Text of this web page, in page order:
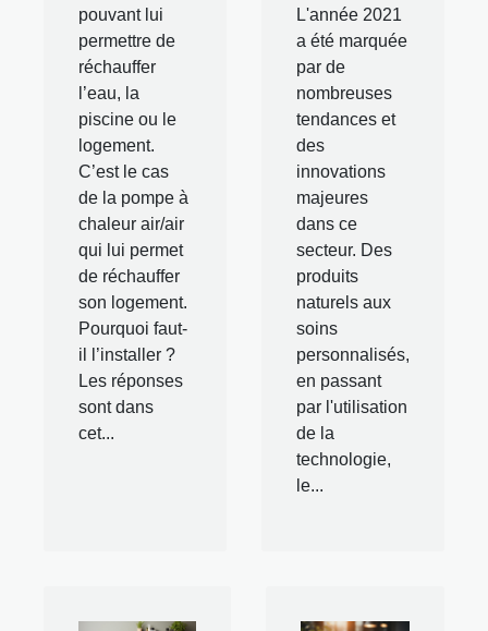
pouvant lui
permettre de
réchauffer
l’eau, la
piscine ou le
logement.
C’est le cas
de la pompe à
chaleur air/air
qui lui permet
de réchauffer
son logement.
Pourquoi faut-
il l’installer ?
Les réponses
sont dans
cet...
L'année 2021
a été marquée
par de
nombreuses
tendances et
des
innovations
majeures
dans ce
secteur. Des
produits
naturels aux
soins
personnalisés,
en passant
par l'utilisation
de la
technologie,
le...